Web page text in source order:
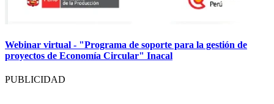
Webinar virtual - "Programa de soporte para la gestión de
proyectos de Economía Circular" Inacal
PUBLICIDAD